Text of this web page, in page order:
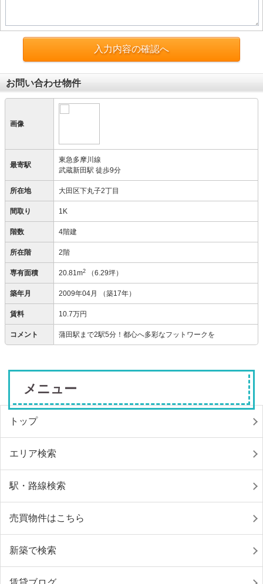
入力内容の確認へ
お問い合わせ物件
画像
最寄駅
東急多摩川線
武蔵新田駅 徒歩9分
所在地 大田区下丸子2丁目
間取り 1K
階数 4階建
所在階 2階
専有面積 20.81m2 （6.29坪）
築年月 2009年04月 （築17年）
賃料 10.7万円
コメント 蒲田駅まで2駅5分！都心へ多彩なフットワークを
メニュー
トップ
エリア検索
駅・路線検索
売買物件はこちら
新築で検索